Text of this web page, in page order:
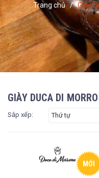
Trang chủ / Giày
GIÀY DUCA DI
Sắp xếp: Thứ tự
MỚI